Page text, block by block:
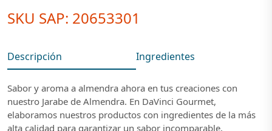
SKU SAP: 20653301
Descripción Ingredientes
Sabor y aroma a almendra ahora en tus creaciones con
nuestro Jarabe de Almendra. En DaVinci Gourmet,
elaboramos nuestros productos con ingredientes de la más
alta calidad para garantizar un sabor incomparable.